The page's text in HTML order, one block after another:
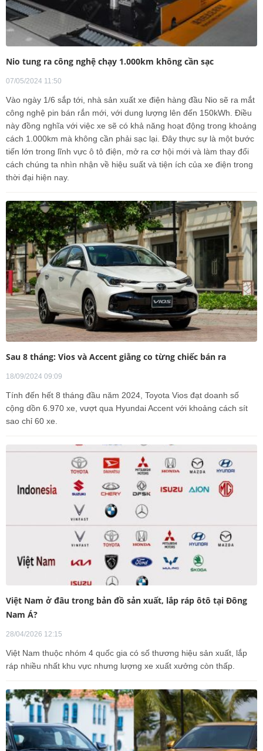
Nio tung ra công nghệ chạy 1.000km không cần sạc
07/05/2024 11:50
Vào ngày 1/6 sắp tới, nhà sản xuất xe điện hàng đầu Nio sẽ ra mắt
công nghệ pin bán rắn mới, với dung lượng lên đến 150kWh. Điều
này đồng nghĩa với việc xe sẽ có khả năng hoạt động trong khoảng
cách 1.000km mà không cần phải sạc lại. Đây thực sự là một bước
tiến lớn trong lĩnh vực ô tô điện, mở ra cơ hội mới và làm thay đổi
cách chúng ta nhìn nhận về hiệu suất và tiện ích của xe điện trong
thời đại hiện nay.
Sau 8 tháng: Vios và Accent giằng co từng chiếc bán ra
18/09/2024 09:09
Tính đến hết 8 tháng đầu năm 2024, Toyota Vios đạt doanh số
cộng dồn 6.970 xe, vượt qua Hyundai Accent với khoảng cách sít
sao chỉ 60 xe.
Việt Nam ở đâu trong bản đồ sản xuất, lắp ráp ôtô tại Đông
Nam Á?
28/04/2026 12:15
Việt Nam thuộc nhóm 4 quốc gia có số thương hiệu sản xuất, lắp
ráp nhiều nhất khu vực nhưng lượng xe xuất xưởng còn thấp.